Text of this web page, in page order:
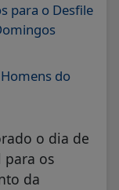
para o Desfile
do
o dia de
para os
da